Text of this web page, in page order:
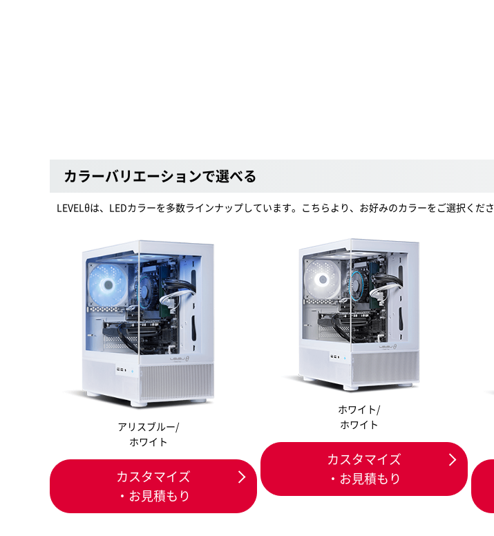
カラーバリエーションで選べる
LEVELθは、LEDカラーを多数ラインナップしています。こちらより、お好みのカラーをご選択くださ
アリスブルー/
ホワイト
カスタマイズ
・お見積もり
ホワイト/
ホワイト
カスタマイズ
・お見積もり